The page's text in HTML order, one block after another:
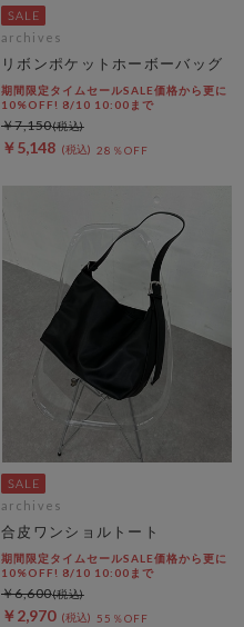
archives
リボンポケットホーボーバッグ
期間限定タイムセールSALE価格から更に
10%OFF! 8/10 10:00まで
￥5,148 28％OFF
￥7,150
archives
合皮ワンショルトート
期間限定タイムセールSALE価格から更に
10%OFF! 8/10 10:00まで
￥2,970 55％OFF
￥6,600